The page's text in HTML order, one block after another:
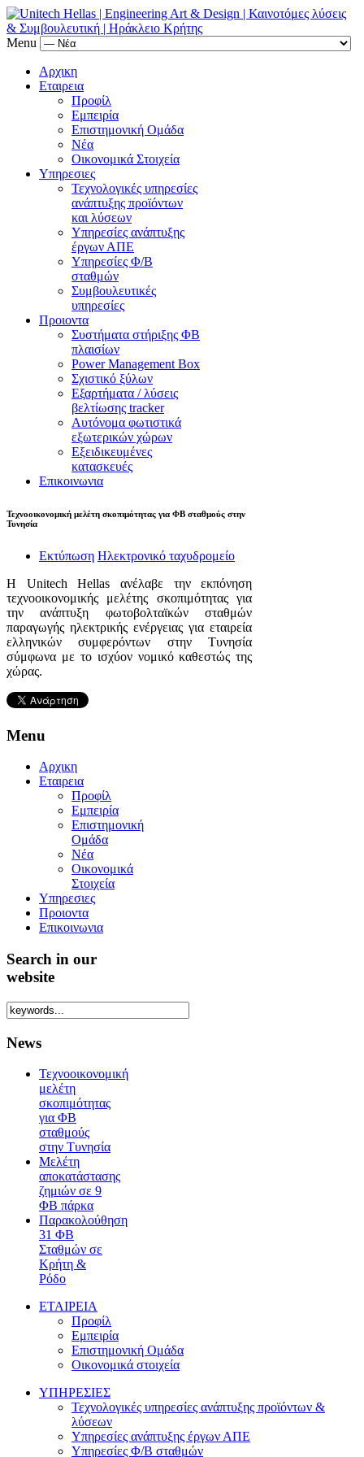
Menu
Αρχικη
Εταιρεια
Προφίλ
Εμπειρία
Επιστημονική Ομάδα
Νέα
Οικονομικά Στοιχεία
Υπηρεσιες
Τεχνολογικές υπηρεσίες
ανάπτυξης προϊόντων
και λύσεων
Υπηρεσίες ανάπτυξης
έργων ΑΠΕ
Υπηρεσίες Φ/Β
σταθμών
Συμβουλευτικές
υπηρεσίες
Προιοντα
Συστήματα στήριξης ΦΒ
πλαισίων
Power Management Box
Σχιστικό ξύλων
Εξαρτήματα / λύσεις
βελτίωσης tracker
Aυτόνομα φωτιστικά
εξωτερικών χώρων
Εξειδικευμένες
κατασκευές
Επικοινωνια
Τεχνοοικονομική μελέτη σκοπιμότητας για ΦΒ σταθμούς στην
Τυνησία
Εκτύπωση Ηλεκτρονικό ταχυδρομείο
Η Unitech Hellas ανέλαβε την εκπόνηση
τεχνοοικονομικής μελέτης σκοπιμότητας για
την ανάπτυξη φωτοβολταϊκών σταθμών
παραγωγής ηλεκτρικής ενέργειας για εταιρεία
ελληνικών συμφερόντων στην Τυνησία
σύμφωνα με το ισχύον νομικό καθεστώς της
χώρας.
Menu
Αρχικη
Εταιρεια
Προφίλ
Εμπειρία
Επιστημονική
Ομάδα
Νέα
Οικονομικά
Στοιχεία
Υπηρεσιες
Προιοντα
Επικοινωνια
Search in our
website
News
Τεχνοοικονομική
μελέτη
σκοπιμότητας
για ΦΒ
σταθμούς
στην Τυνησία
Μελέτη
αποκατάστασης
ζημιών σε 9
ΦΒ πάρκα
Παρακολούθηση
31 ΦΒ
Σταθμών σε
Κρήτη &
Ρόδο
ΕΤΑΙΡΕΙΑ
Προφίλ
Εμπειρία
Επιστημονική Ομάδα
Οικονομικά στοιχεία
ΥΠΗΡΕΣΙΕΣ
Τεχνολογικές υπηρεσίες ανάπτυξης προϊόντων &
λύσεων
Υπηρεσίες ανάπτυξης έργων ΑΠΕ
Υπηρεσίες Φ/Β σταθμών